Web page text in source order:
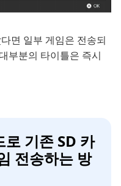
면 일부 게임은 전송되
부분의 타이틀은 즉시
로 기존 SD 카
전송하는 방